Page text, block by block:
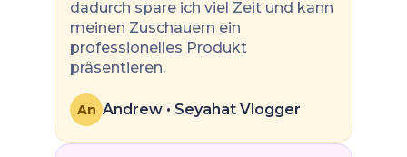
dadurch spare ich viel Zeit und kann
meinen Zuschauern ein
professionelles Produkt
präsentieren.
An Andrew • Seyahat Vlogger